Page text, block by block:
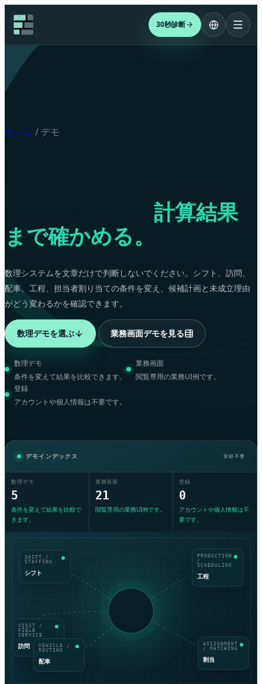
30秒診断
ホーム / デモ
計算結果
まで確かめる。
数理システムを文章だけで判断しないでください。シフト、訪問、
配車、工程、担当者割り当ての条件を変え、候補計画と未成立理由
がどう変わるかを確認できます。
数理デモを選ぶ 業務画面デモを見る
数理デモ
5 条件を変えて結果を比較できます。
業務画面
21閲覧専用の業務UI例です。
登録
0 アカウントや個人情報は不要です。
デモインデックス 登録不要
数理デモ
5
条件を変えて結果を比較で
きます。
業務画面
21
閲覧専用の業務UI例です。
登録
0
アカウントや個人情報は不
要です。
SHIFT /
STAFFING
シフト
VISIT /
FIELD
SERVICE
訪問
VEHICLE /
ROUTING
配車
PRODUCTION
/
SCHEDULING
工程
ASSIGNMENT
/ MATCHING
割当